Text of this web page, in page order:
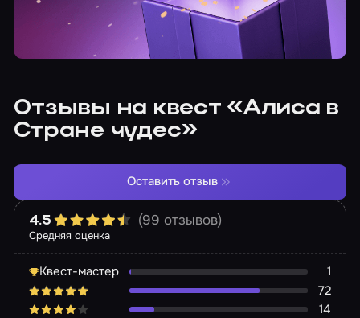
Отзывы на квест «Алиса в
Стране чудес»
Средняя оценка
4.5 (99 отзывов)
Квест-мастер
1
72
14
Оставить отзыв